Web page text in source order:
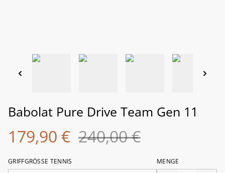
Babolat Pure Drive Team Gen 11
179,90 € 240,00 €
GRIFFGRÖSSE TENNIS MENGE